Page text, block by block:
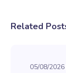
Related
05/08/2026